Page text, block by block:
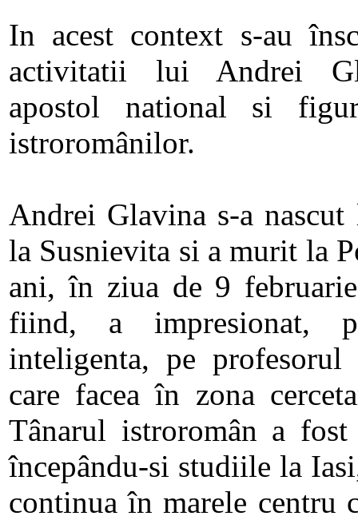
In acest context s-au
activitatii lui Andrei
apostol national si
istroromânilor.
Andrei Glavina s-a
la Susnievita si a murit la
ani, în ziua de 9
fiind, a impresionat,
inteligenta, pe
care facea în zona
Tânarul istroromân a
începându-si studiile la
continua în marele